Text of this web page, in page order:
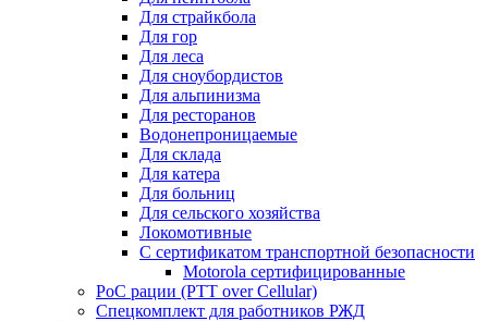
Для страйкбола
Для гор
Для леса
Для сноубордистов
Для альпинизма
Для ресторанов
Водонепроницаемые
Для склада
Для катера
Для больниц
Для сельского хозяйства
Локомотивные
С сертификатом транспортной безопасности
Motorola сертифицированные
PoC рации (PTT over Cellular)
Спецкомплект для работников РЖД